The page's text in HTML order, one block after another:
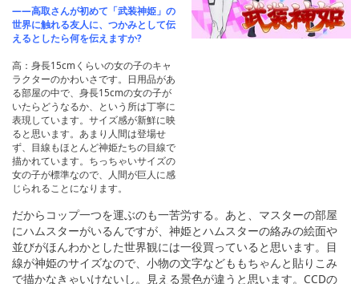
――高取さんが初めて「武装神姫」の
世界に触れる友人に、つかみとして伝
えるとしたら何を伝えますか?
高：身長15cmくらいの女の子のキャ
ラクターのかわいさです。日用品があ
る部屋の中で、身長15cmの女の子が
いたらどうなるか、という所は丁寧に
表現しています。サイズ感が新鮮に映
ると思います。あまり人間は登場せ
ず、目線もほとんど神姫たちの目線で
描かれています。ちっちゃいサイズの
女の子が標準なので、人間が巨人に感
じられることになります。
だからコップ一つを運ぶのも一苦労する。あと、マスターの部屋
にハムスターがいるんですが、神姫とハムスターの絡みの絵面や
並びがほんわかとした世界観には一役買っていると思います。目
線が神姫のサイズなので、小物の文字などももちゃんと貼りこみ
で描かなきゃいけないし。見える景色が違うと思います。CCDの